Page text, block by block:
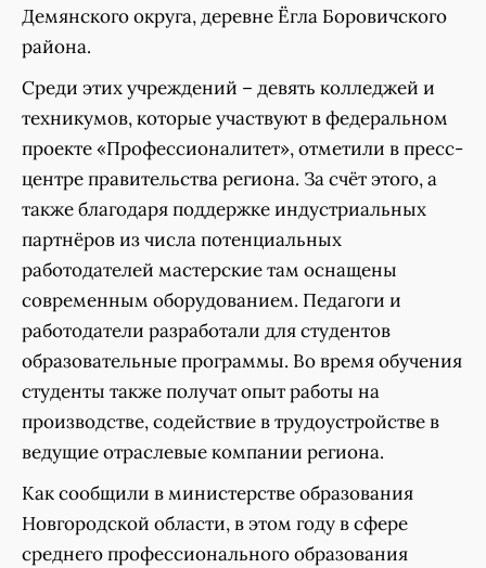
Демянского округа, деревне Ёгла Боровичского
района.
Среди этих учреждений – девять колледжей и
техникумов, которые участвуют в федеральном
проекте «Профессионалитет», отметили в пресс-
центре правительства региона. За счёт этого, а
также благодаря поддержке индустриальных
партнёров из числа потенциальных
работодателей мастерские там оснащены
современным оборудованием. Педагоги и
работодатели разработали для студентов
образовательные программы. Во время обучения
студенты также получат опыт работы на
производстве, содействие в трудоустройстве в
ведущие отраслевые компании региона.
Как сообщили в министерстве образования
Новгородской области, в этом году в сфере
среднего профессионального образования